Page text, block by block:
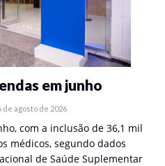
em junho
de agosto de 2026
com a inclusão de 36,1 mil
médicos, segundo dados
de Saúde Suplementar